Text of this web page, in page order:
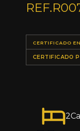
REF.
CERTIFICADO
CERTIFICADO
2